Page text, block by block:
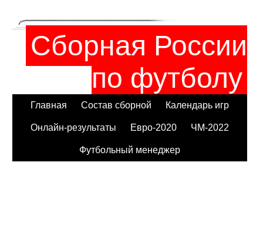
Сборная России
по футболу
Главная Состав сборной Календарь игр
Онлайн-результаты Евро-2020 ЧМ-2022
Футбольный менеджер